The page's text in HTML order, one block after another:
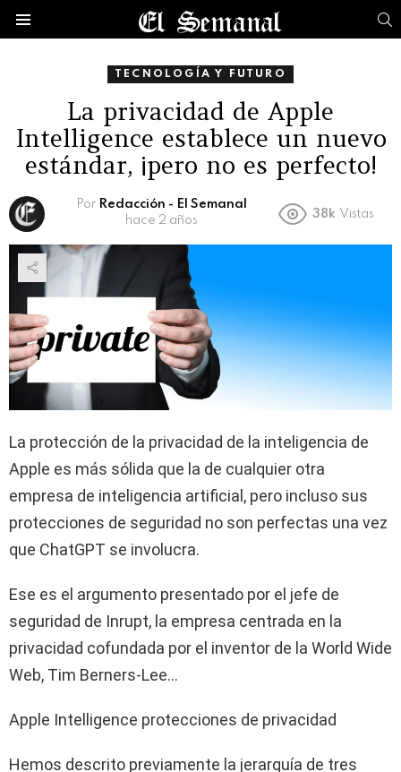
TECNOLOGÍA Y FUTURO
La privacidad de Apple
Intelligence establece un nuevo
estándar, ¡pero no es perfecto!
Por Redacción - El Semanal
hace 2 años
38k Vistas
La protección de la privacidad de la inteligencia de
Apple es más sólida que la de cualquier otra
empresa de inteligencia artificial, pero incluso sus
protecciones de seguridad no son perfectas una vez
que ChatGPT se involucra.
Ese es el argumento presentado por el jefe de
seguridad de Inrupt, la empresa centrada en la
privacidad cofundada por el inventor de la World Wide
Web, Tim Berners-Lee…
Apple Intelligence protecciones de privacidad
Hemos descrito previamente la jerarquía de tres